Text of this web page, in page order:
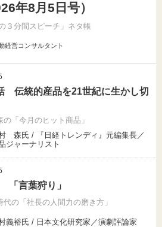
年8月5日号）
３分間スピーチ」ネタ帳
経営コンサルタント
伝統的産品を21世紀に生かし切
の「今月のヒット商品」
森氏 / 『日経トレンディ』元編集長／
ジャーナリスト
「言葉狩り」
代の「社長の人間力の磨き方」
義裕氏 / 日本文化研究家／演劇評論家